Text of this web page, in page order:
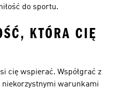
do sportu.
KTÓRA CIĘ
cię wspierać. Współgrać z
niekorzystnymi warunkami